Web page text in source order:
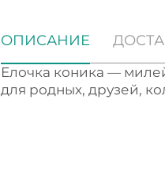
ОПИСАНИЕ
Елочка коника —
для родных, друзей,